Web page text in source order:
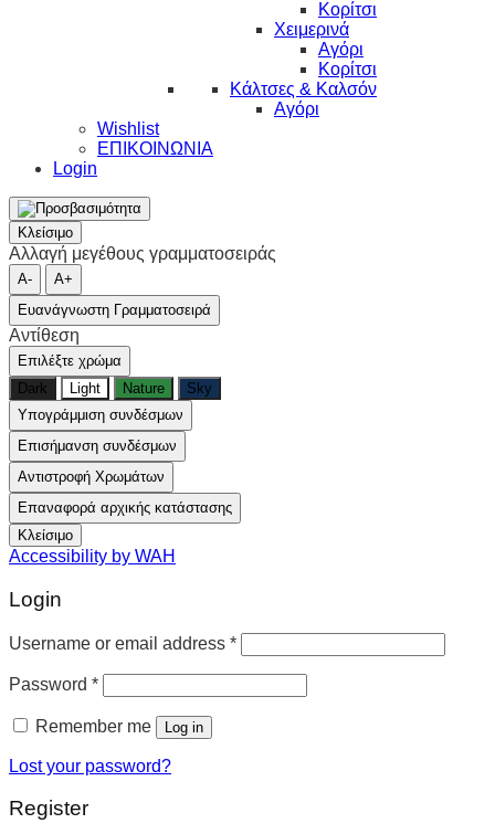
Κορίτσι
Χειμερινά
Αγόρι
Κορίτσι
Κάλτσες & Καλσόν
Αγόρι
Wishlist
ΕΠΙΚΟΙΝΩΝΙΑ
Login
Κλείσιμο
Αλλαγή μεγέθους γραμματοσειράς
A-
A+
Ευανάγνωστη Γραμματοσειρά
Αντίθεση
Επιλέξτε χρώμα
Dark
Light Nature
Sky
Υπογράμμιση συνδέσμων
Επισήμανση συνδέσμων
Αντιστροφή Χρωμάτων
Επαναφορά αρχικής κατάστασης
Κλείσιμο
Accessibility by WAH
Login
Username or email address *
Password *
Remember me Log in
Lost your password?
Register